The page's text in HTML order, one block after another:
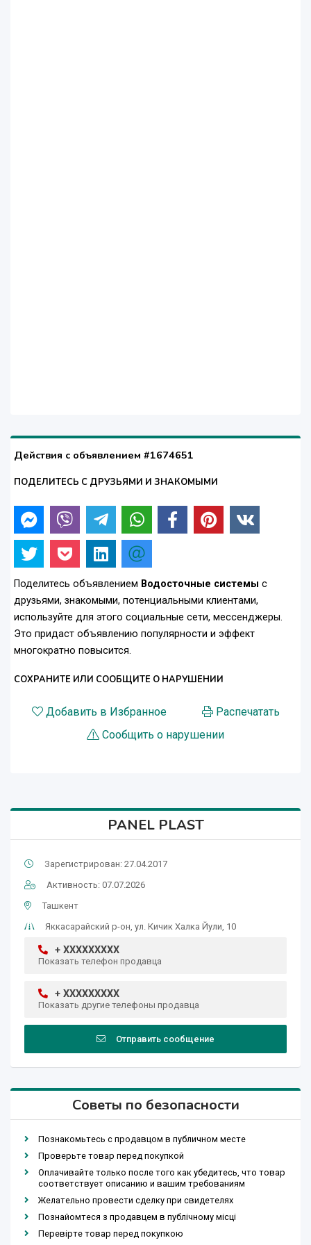
Действия с объявлением #1674651
ПОДЕЛИТЕСЬ С ДРУЗЬЯМИ И ЗНАКОМЫМИ
Поделитесь объявлением Водосточные системы с
друзьями, знакомыми, потенциальными клиентами,
используйте для этого социальные сети, мессенджеры.
Это придаст объявлению популярности и эффект
многократно повысится.
СОХРАНИТЕ ИЛИ СООБЩИТЕ О НАРУШЕНИИ
Добавить в Избранное
Распечатать
Сообщить о нарушении
PANEL PLAST
Зарегистрирован: 27.04.2017
Активность: 07.07.2026
Ташкент
Яккасарайский р-он, ул. Кичик Халка Йули, 10
+ XXXXXXXXX
Показать телефон продавца
+ XXXXXXXXX
Показать другие телефоны продавца
Отправить сообщение
Советы по безопасности
Познакомьтесь с продавцом в публичном месте
Проверьте товар перед покупкой
Оплачивайте только после того как убедитесь, что товар
соответствует описанию и вашим требованиям
Желательно провести сделку при свидетелях
Познайомтеся з продавцем в публічному місці
Перевірте товар перед покупкою